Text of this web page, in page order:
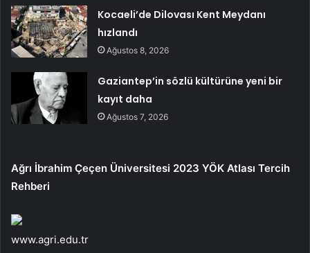
Kocaeli’de Dilovası Kent Meydanı
hızlandı
Ağustos 8, 2026
Gaziantep’in sözlü kültürüne yeni bir
kayıt daha
Ağustos 7, 2026
Ağrı İbrahim Çeçen Üniversitesi 2023 YÖK Atlası Tercih
Rehberi
www.agri.edu.tr